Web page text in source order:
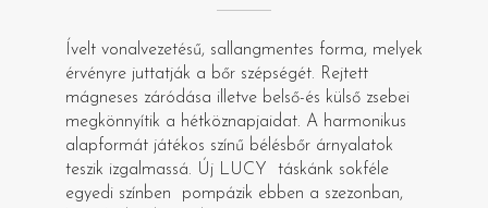
Ívelt vonalvezetésű, sallangmentes forma, melyek
érvényre juttatják a bőr szépségét. Rejtett
mágneses záródása illetve belső-és külső zsebei
megkönnyítik a hétköznapjaidat. A harmonikus
alapformát játékos színű bélésbőr árnyalatok
teszik izgalmassá. Új LUCY táskánk sokféle
egyedi színben pompázik ebben a szezonban,